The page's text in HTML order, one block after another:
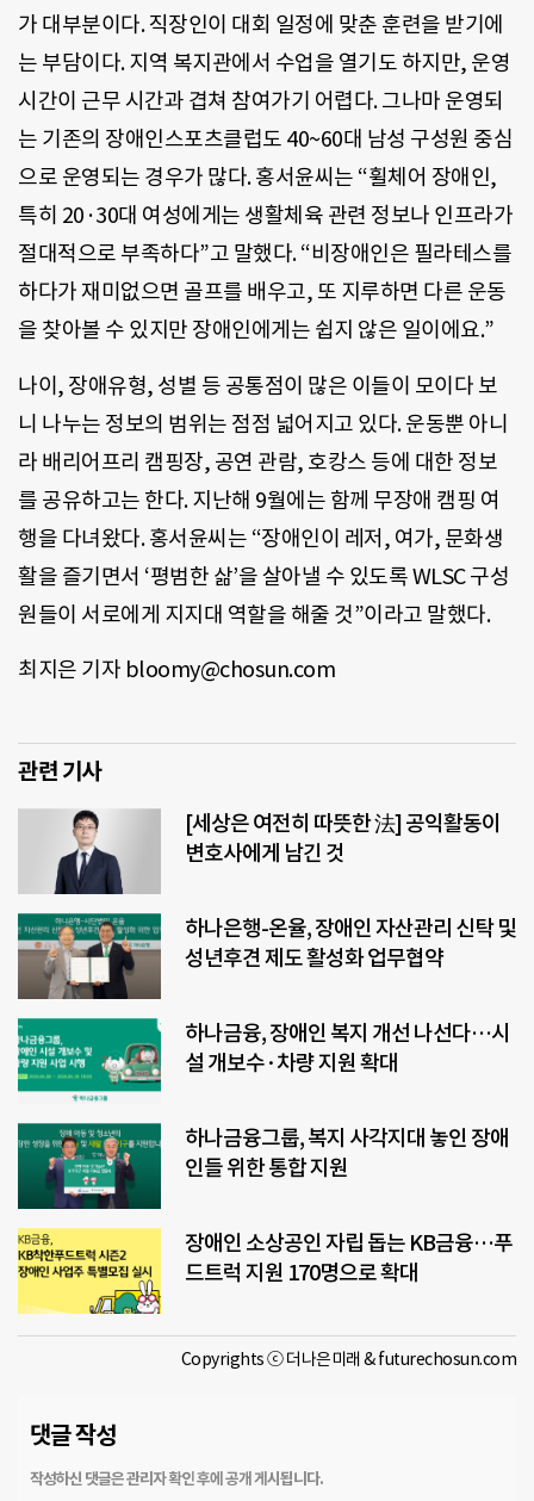
가 대부분이다. 직장인이 대회 일정에 맞춘 훈련을 받기에
는 부담이다. 지역 복지관에서 수업을 열기도 하지만, 운영
시간이 근무 시간과 겹쳐 참여가기 어렵다. 그나마 운영되
는 기존의 장애인스포츠클럽도 40~60대 남성 구성원 중심
으로 운영되는 경우가 많다. 홍서윤씨는 “휠체어 장애인,
특히 20·30대 여성에게는 생활체육 관련 정보나 인프라가
절대적으로 부족하다”고 말했다. “비장애인은 필라테스를
하다가 재미없으면 골프를 배우고, 또 지루하면 다른 운동
을 찾아볼 수 있지만 장애인에게는 쉽지 않은 일이에요.”
나이, 장애유형, 성별 등 공통점이 많은 이들이 모이다 보
니 나누는 정보의 범위는 점점 넓어지고 있다. 운동뿐 아니
라 배리어프리 캠핑장, 공연 관람, 호캉스 등에 대한 정보
를 공유하고는 한다. 지난해 9월에는 함께 무장애 캠핑 여
행을 다녀왔다. 홍서윤씨는 “장애인이 레저, 여가, 문화생
활을 즐기면서 ‘평범한 삶’을 살아낼 수 있도록 WLSC 구성
원들이 서로에게 지지대 역할을 해줄 것”이라고 말했다.
최지은 기자 bloomy@chosun.com
관련 기사
[세상은 여전히 따뜻한 法] 공익활동이
변호사에게 남긴 것
하나은행-온율, 장애인 자산관리 신탁 및
성년후견 제도 활성화 업무협약
하나금융, 장애인 복지 개선 나선다…시
설 개보수·차량 지원 확대
하나금융그룹, 복지 사각지대 놓인 장애
인들 위한 통합 지원
장애인 소상공인 자립 돕는 KB금융…푸
드트럭 지원 170명으로 확대
Copyrights ⓒ 더나은미래 & futurechosun.com
댓글 작성